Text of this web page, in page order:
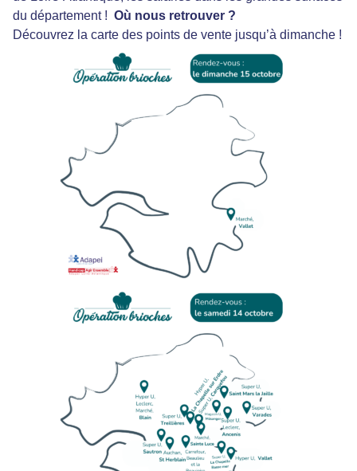
du département ! Où nous retrouver ?
Découvrez la carte des points de vente jusqu’à dimanche !